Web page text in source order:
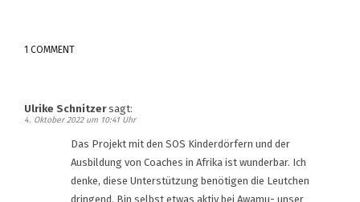
1 COMMENT
Ulrike Schnitzer sagt:
4. Oktober 2022 um 10:41 Uhr
Das Projekt mit den SOS Kinderdörfern und der
Ausbildung von Coaches in Afrika ist wunderbar. Ich
denke, diese Unterstützung benötigen die Leutchen
dringend. Bin selbst etwas aktiv bei Awamu- unser